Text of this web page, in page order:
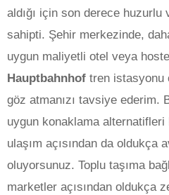
aldığı için son derece
sahipti. Şehir merkezinde,
uygun maliyetli otel veya
Hauptbahnhof tren istasyonu
göz atmanızı tavsiye ederim.
uygun konaklama alternatifleri
ulaşım açısından da oldukça
oluyorsunuz. Toplu taşıma
marketler açısından oldukça